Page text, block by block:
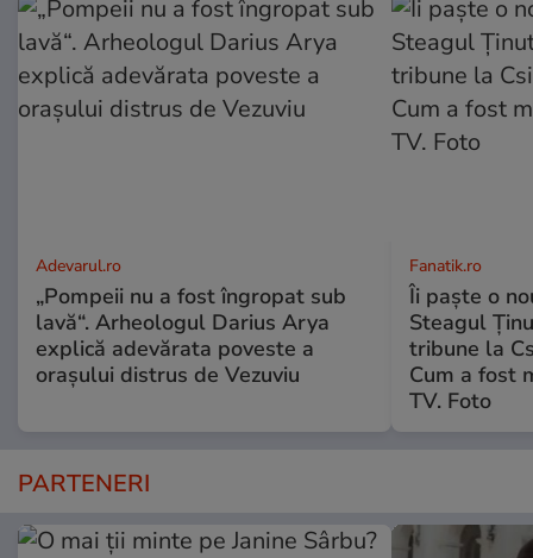
Adevarul.ro
„Pompeii nu a fost îngropat sub
lavă“. Arheologul Darius Arya
explică adevărata poveste a
orașului distrus de Vezuviu
Fanatik.ro
Îi paște o
Steagul
tribune la
Cum a fost
TV. Foto
PARTENERI